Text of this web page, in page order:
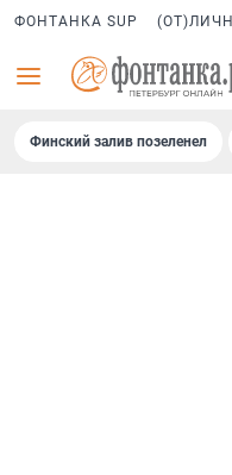
ФОНТАНКА SUP
Финский залив позеленел